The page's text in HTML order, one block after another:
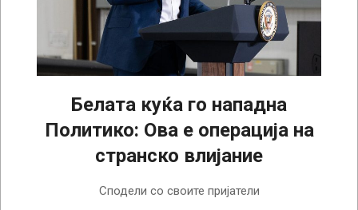
Белата куќа го нападна
Политико: Ова е операција на
странско влијание
Сподели со своите пријатели